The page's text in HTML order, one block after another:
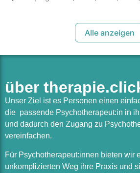
Alle anzeigen
über
Unser Ziel ist es Personen einen
die passende Psychotherapeut:in in
und dadurch den Zugang zu
vereinfachen.
Für Psychotherapeut:innen bieten wir
unkomplizierten Weg ihre Praxis und